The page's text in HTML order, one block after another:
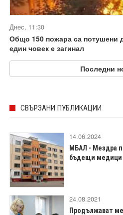
Днес, 11:30
Общо 150 пожара са потушени
един човек е загинал
Последни
СВЪРЗАНИ ПУБЛИКАЦИИ
14.06.2024
МБАЛ - Мездра
бъдещи медици
24.08.2021
Продължават